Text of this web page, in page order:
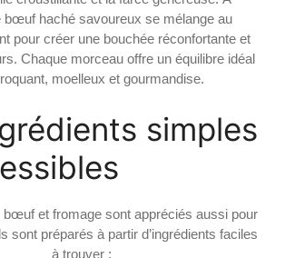
bœuf haché savoureux se mélange au
pour créer une bouchée réconfortante et
Chaque morceau offre un équilibre idéal
moelleux et gourmandise.
simples
bœuf et fromage sont appréciés aussi pour
sont préparés à partir d’ingrédients faciles
à trouver :